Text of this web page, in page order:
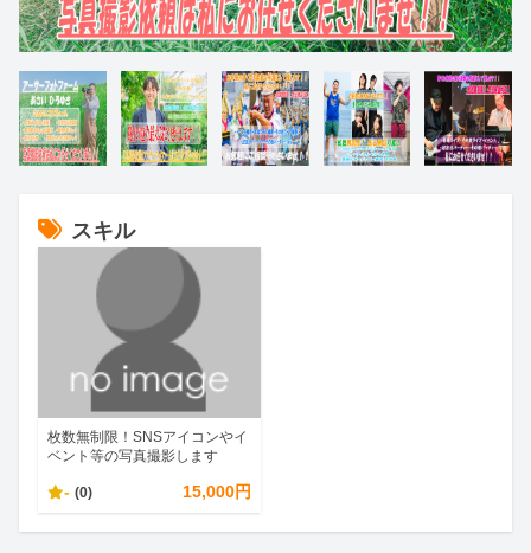
スキル
枚数無制限！SNSアイコンやイ
ベント等の写真撮影します
- (0) 15,000円